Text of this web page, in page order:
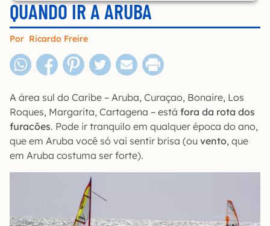
QUANDO IR A ARUBA
Por Ricardo Freire
A área sul do Caribe – Aruba, Curaçao, Bonaire, Los
Roques, Margarita, Cartagena – está fora da rota dos
furacões. Pode ir tranquilo em qualquer época do ano,
que em Aruba você só vai sentir brisa (ou vento, que
em Aruba costuma ser forte).